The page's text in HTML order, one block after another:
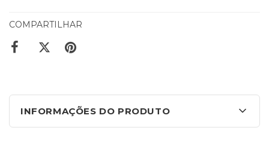
COMPARTILHAR
INFORMAÇÕES DO PRODUTO